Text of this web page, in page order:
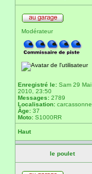
Modérateur
Enregistré le: Sam 29 Mai
2010, 23:50
Messages: 2789
Localisation: carcassonne
Âge: 37
Moto: S1000RR
Haut
le poulet